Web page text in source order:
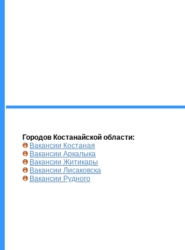
Городов Костанайской области:
Вакансии Костаная
Вакансии Аркалыка
Вакансии Житикары
Вакансии Лисаковска
Вакансии Рудного